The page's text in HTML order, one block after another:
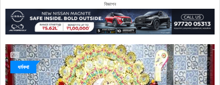
বিজ্ঞাপন
ধর্মকথা